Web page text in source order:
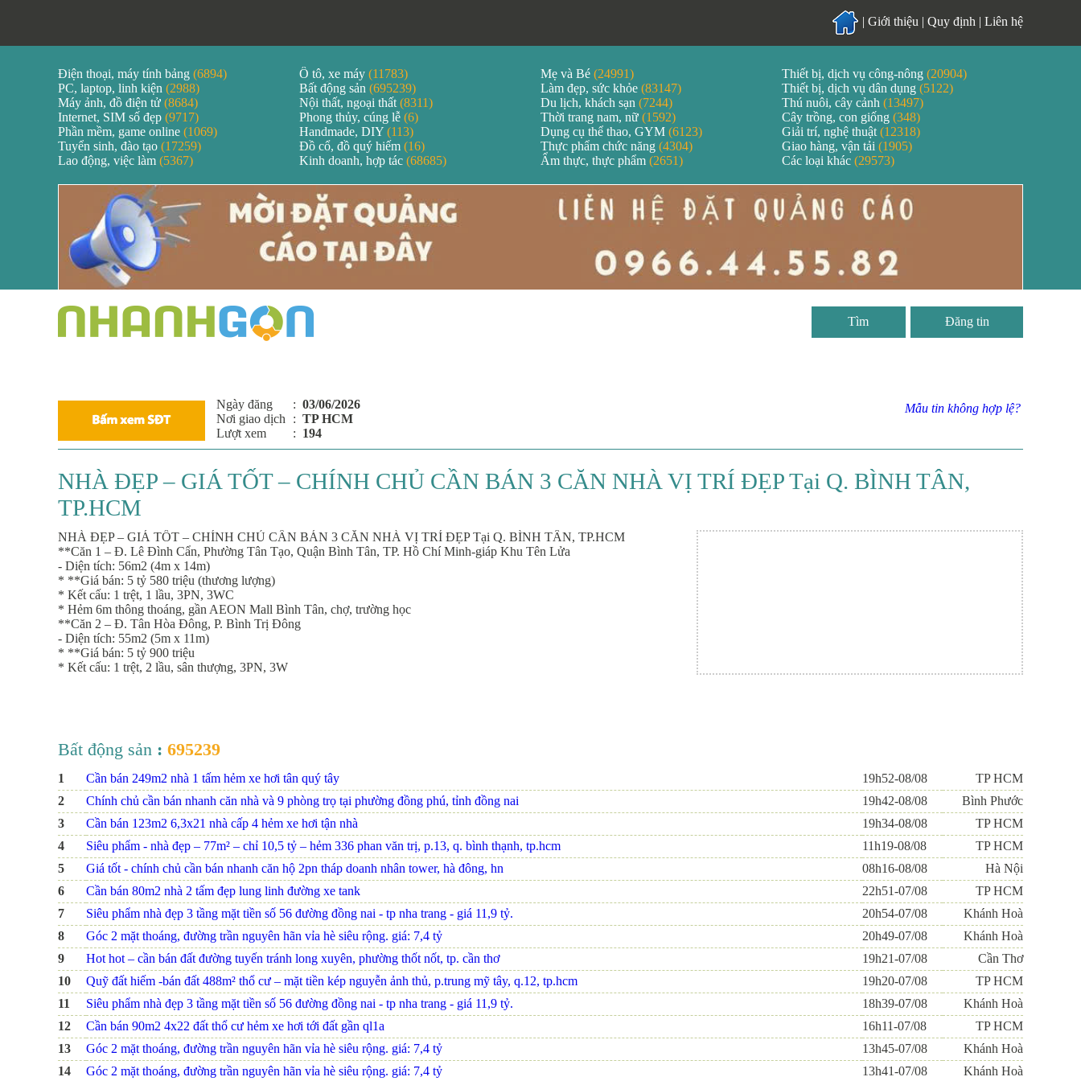
| Giới thiệu | Quy định | Liên hệ
Điện thoại, máy tính bảng (6894) Ô tô, xe máy (11783) Mẹ và Bé (24991) Thiết bị, dịch vụ công-nông (20904)
PC, laptop, linh kiện (2988) Bất động sản (695239) Làm đẹp, sức khỏe (83147) Thiết bị, dịch vụ dân dụng (5122)
Máy ảnh, đồ điện tử (8684) Nội thất, ngoại thất (8311) Du lịch, khách sạn (7244) Thú nuôi, cây cảnh (13497)
Internet, SIM số đẹp (9717) Phong thủy, cúng lễ (6) Thời trang nam, nữ (1592) Cây trồng, con giống (348)
Phần mềm, game online (1069) Handmade, DIY (113) Dụng cụ thể thao, GYM (6123) Giải trí, nghệ thuật (12318)
Tuyển sinh, đào tạo (17259) Đồ cổ, đồ quý hiếm (16) Thực phẩm chức năng (4304) Giao hàng, vận tải (1905)
Lao động, việc làm (5367) Kinh doanh, hợp tác (68685) Ẩm thực, thực phẩm (2651) Các loại khác (29573)
Đăng tin
Ngày đăng : 03/06/2026
Nơi giao dịch
: TP HCM
Lượt xem
: 194
Mẫu tin không hợp lệ?
NHÀ ĐẸP – GIÁ TỐT – CHÍNH CHỦ CẦN BÁN 3 CĂN NHÀ VỊ TRÍ ĐẸP Tại Q. BÌNH TÂN,
TP.HCM
NHÀ ĐẸP – GIÁ TỐT – CHÍNH CHỦ CẦN BÁN 3 CĂN NHÀ VỊ TRÍ ĐẸP Tại Q. BÌNH TÂN, TP.HCM
**Căn 1 – Đ. Lê Đình Cẩn, Phường Tân Tạo, Quận Bình Tân, TP. Hồ Chí Minh-giáp Khu Tên Lửa
- Diện tích: 56m2 (4m x 14m)
* **Giá bán: 5 tỷ 580 triệu (thương lượng)
* Kết cấu: 1 trệt, 1 lầu, 3PN, 3WC
* Hẻm 6m thông thoáng, gần AEON Mall Bình Tân, chợ, trường học
**Căn 2 – Đ. Tân Hòa Đông, P. Bình Trị Đông
- Diện tích: 55m2 (5m x 11m)
* **Giá bán: 5 tỷ 900 triệu
* Kết cấu: 1 trệt, 2 lầu, sân thượng, 3PN, 3W
Bất động sản : 695239
1 Cần bán 249m2 nhà 1 tấm hẻm xe hơi tân quý tây 19h52-08/08
TP HCM
2
Chính chủ cần bán nhanh căn nhà và 9 phòng trọ tại phường đồng phú, tỉnh đồng nai 19h42-08/08
Bình Phước
3
Cần bán 123m2 6,3x21 nhà cấp 4 hẻm xe hơi tận nhà 19h34-08/08
TP HCM
4
Siêu phẩm - nhà đẹp – 77m² – chỉ 10,5 tỷ – hẻm 336 phan văn trị, p.13, q. bình thạnh, tp.hcm 11h19-08/08
TP HCM
5
Giá tốt - chính chủ cần bán nhanh căn hộ 2pn tháp doanh nhân tower, hà đông, hn 08h16-08/08
Hà Nội
6
Cần bán 80m2 nhà 2 tấm đẹp lung linh đường xe tank 22h51-07/08
TP HCM
7
Siêu phẩm nhà đẹp 3 tầng mặt tiền số 56 đường đồng nai - tp nha trang - giá 11,9 tỷ. 20h54-07/08
Khánh Hoà
8
Góc 2 mặt thoáng, đường trần nguyên hãn vỉa hè siêu rộng. giá: 7,4 tỷ 20h49-07/08
Khánh Hoà
9
Hot hot – cần bán đất đường tuyến tránh long xuyên, phường thốt nốt, tp. cần thơ 19h21-07/08
Cần Thơ
10
Quỹ đất hiếm -bán đất 488m² thổ cư – mặt tiền kép nguyễn ảnh thủ, p.trung mỹ tây, q.12, tp.hcm 19h20-07/08
TP HCM
11
Siêu phẩm nhà đẹp 3 tầng mặt tiền số 56 đường đồng nai - tp nha trang - giá 11,9 tỷ. 18h39-07/08
Khánh Hoà
12
Cần bán 90m2 4x22 đất thổ cư hẻm xe hơi tới đất gần ql1a 16h11-07/08
TP HCM
13
Góc 2 mặt thoáng, đường trần nguyên hãn vỉa hè siêu rộng. giá: 7,4 tỷ 13h45-07/08
Khánh Hoà
14
Góc 2 mặt thoáng, đường trần nguyên hãn vỉa hè siêu rộng. giá: 7,4 tỷ 13h41-07/08 Khánh Hoà